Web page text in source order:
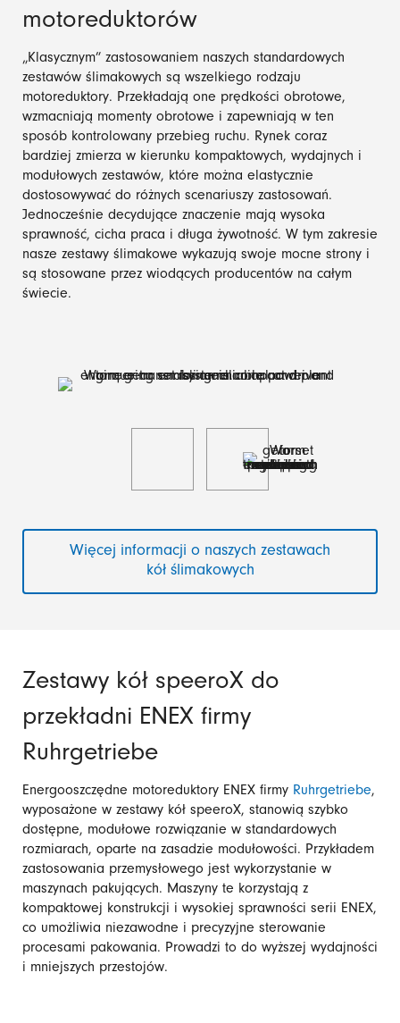
motoreduktorów
„Klasycznym” zastosowaniem naszych standardowych
zestawów ślimakowych są wszelkiego rodzaju
motoreduktory. Przekładają one prędkości obrotowe,
wzmacniają momenty obrotowe i zapewniają w ten
sposób kontrolowany przebieg ruchu. Rynek coraz
bardziej zmierza w kierunku kompaktowych, wydajnych i
modułowych zestawów, które można elastycznie
dostosowywać do różnych scenariuszy zastosowań.
Jednocześnie decydujące znaczenie mają wysoka
sprawność, cicha praca i długa żywotność. W tym zakresie
nasze zestawy ślimakowe wykazują swoje mocne strony i
są stosowane przez wiodących producentów na całym
świecie.
Więcej informacji o naszych zestawach
kół ślimakowych
Zestawy kół speeroX do
przekładni ENEX firmy
Ruhrgetriebe
Energooszczędne motoreduktory ENEX firmy Ruhrgetriebe,
wyposażone w zestawy kół speeroX, stanowią szybko
dostępne, modułowe rozwiązanie w standardowych
rozmiarach, oparte na zasadzie modułowości. Przykładem
zastosowania przemysłowego jest wykorzystanie w
maszynach pakujących. Maszyny te korzystają z
kompaktowej konstrukcji i wysokiej sprawności serii ENEX,
co umożliwia niezawodne i precyzyjne sterowanie
procesami pakowania. Prowadzi to do wyższej wydajności
i mniejszych przestojów.